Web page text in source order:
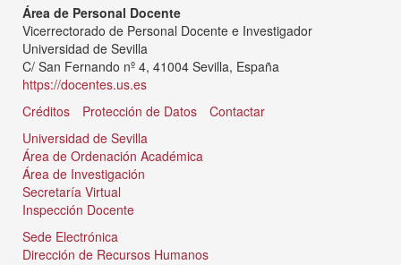
Área de Personal Docente
Vicerrectorado de Personal Docente e Investigador
Universidad de Sevilla
C/ San Fernando nº 4, 41004 Sevilla, España
https://docentes.us.es
Créditos
Protección de Datos
Contactar
Universidad de Sevilla
Área de Ordenación Académica
Área de Investigación
Secretaría Virtual
Inspección Docente
Sede Electrónica
Dirección de Recursos Humanos